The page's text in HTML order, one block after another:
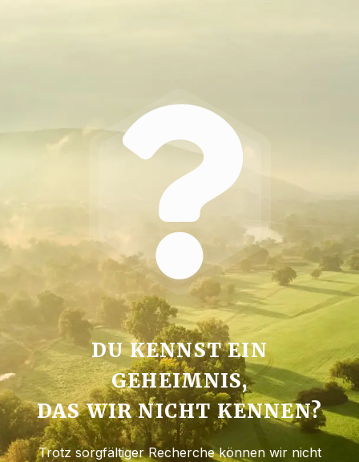
DU KENNST EIN
GEHEIMNIS,
DAS WIR NICHT KENNEN?
Trotz sorgfältiger Recherche können wir nicht